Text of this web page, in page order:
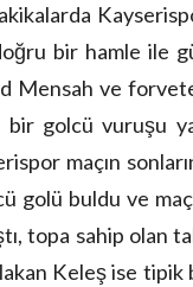
bir hamle ile
Mensah ve
bir golcü
maçın
golü buldu ve
topa sahip olan
Keleş ise